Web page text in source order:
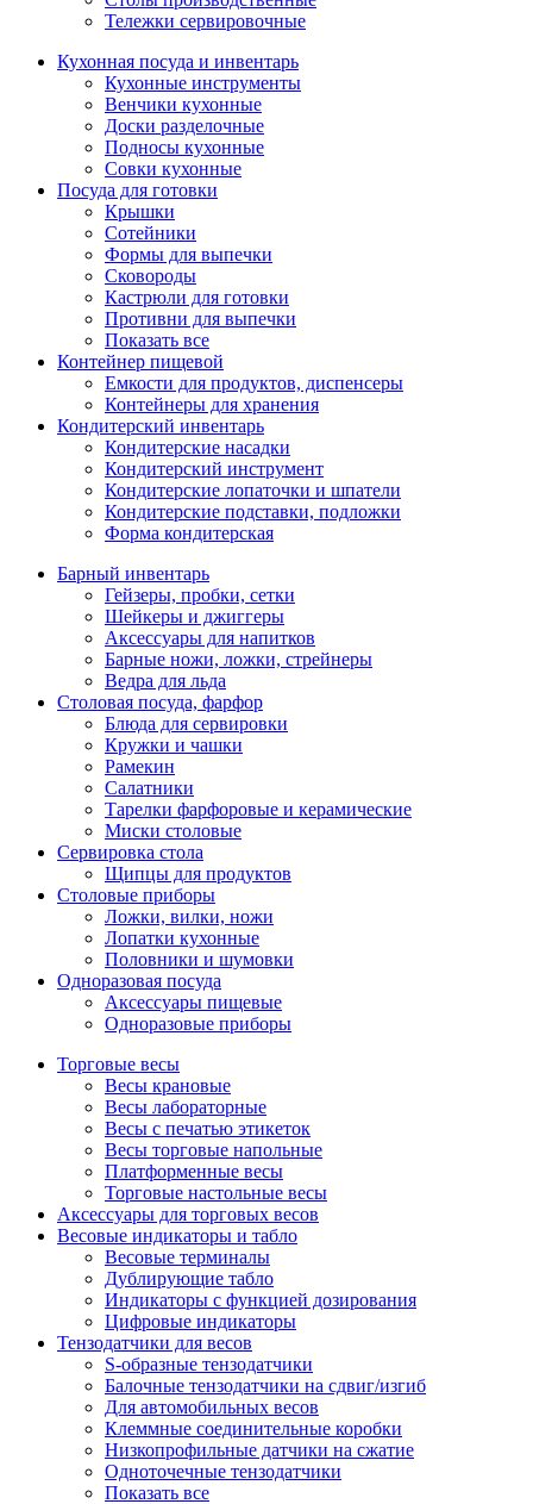
Тележки сервировочные
Кухонная посуда и инвентарь
Кухонные инструменты
Венчики кухонные
Доски разделочные
Подносы кухонные
Совки кухонные
Посуда для готовки
Крышки
Сотейники
Формы для выпечки
Сковороды
Кастрюли для готовки
Противни для выпечки
Показать все
Контейнер пищевой
Емкости для продуктов, диспенсеры
Контейнеры для хранения
Кондитерский инвентарь
Кондитерские насадки
Кондитерский инструмент
Кондитерские лопаточки и шпатели
Кондитерские подставки, подложки
Форма кондитерская
Барный инвентарь
Гейзеры, пробки, сетки
Шейкеры и джиггеры
Аксессуары для напитков
Барные ножи, ложки, стрейнеры
Ведра для льда
Столовая посуда, фарфор
Блюда для сервировки
Кружки и чашки
Рамекин
Салатники
Тарелки фарфоровые и керамические
Миски столовые
Сервировка стола
Щипцы для продуктов
Столовые приборы
Ложки, вилки, ножи
Лопатки кухонные
Половники и шумовки
Одноразовая посуда
Аксессуары пищевые
Одноразовые приборы
Торговые весы
Весы крановые
Весы лабораторные
Весы с печатью этикеток
Весы торговые напольные
Платформенные весы
Торговые настольные весы
Аксессуары для торговых весов
Весовые индикаторы и табло
Весовые терминалы
Дублирующие табло
Индикаторы с функцией дозирования
Цифровые индикаторы
Тензодатчики для весов
S-образные тензодатчики
Балочные тензодатчики на сдвиг/изгиб
Для автомобильных весов
Клеммные соединительные коробки
Низкопрофильные датчики на сжатие
Одноточечные тензодатчики
Показать все